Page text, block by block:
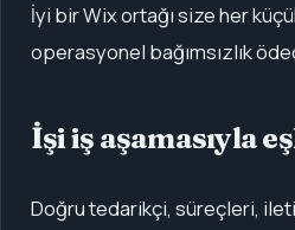
İyi bir Wix ortağı size her
operasyonel bağımsızlık
İşi iş aşamasıyla
Doğru tedarikçi, süreçleri,